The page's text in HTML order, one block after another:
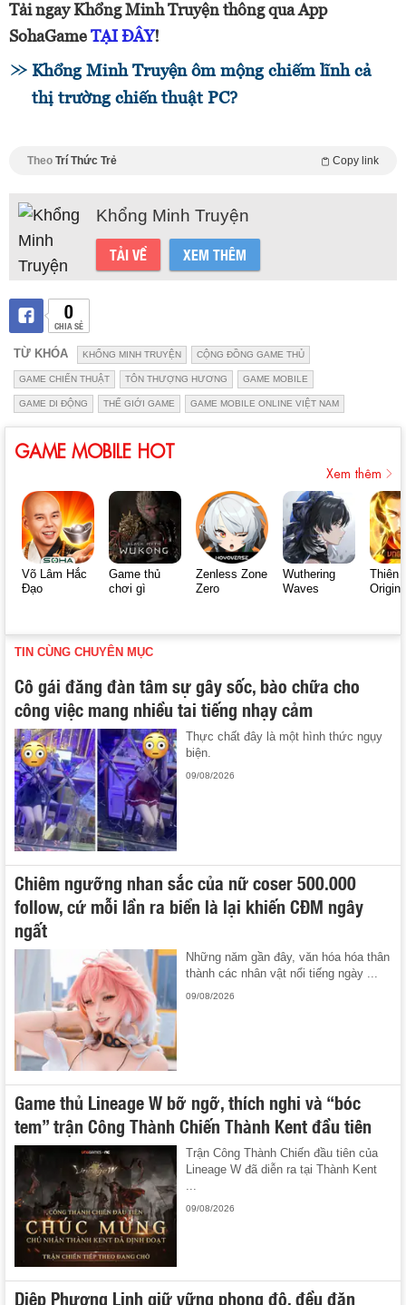
Tải ngay Khổng Minh Truyện thông qua App
SohaGameTẠI ĐÂY!
Khổng Minh Truyện ôm mộng chiếm lĩnh cả
thị trường chiến thuật PC?
Theo Trí Thức Trẻ Copy link
Khổng Minh Truyện
TẢI VỀ XEM THÊM
0
CHIA SẺ
TỪ KHÓA KHỔNG MINH TRUYỆN CỘNG ĐỒNG GAME THỦ
GAME CHIẾN THUẬT TÔN THƯỢNG HƯƠNG GAME MOBILE
GAME DI ĐỘNG THẾ GIỚI GAME GAME MOBILE ONLINE VIỆT NAM
GAME MOBILE HOT
Xem thêm
Võ Lâm Hắc
Đạo
Game thủ
chơi gì
Zenless Zone
Zero
Wuthering
Waves
Thiên
Origin
TIN CÙNG CHUYÊN MỤC
Cô gái đăng đàn tâm sự gây sốc, bào chữa cho
công việc mang nhiều tai tiếng nhạy cảm
Thực chất đây là một hình thức ngụy
biện.
09/08/2026
Chiêm ngưỡng nhan sắc của nữ coser 500.000
follow, cứ mỗi lần ra biển là lại khiến CĐM ngây
ngất
Những năm gần đây, văn hóa hóa thân
thành các nhân vật nổi tiếng ngày ...
09/08/2026
Game thủ Lineage W bỡ ngỡ, thích nghi và “bóc
tem” trận Công Thành Chiến Thành Kent đầu tiên
Trận Công Thành Chiến đầu tiên của
Lineage W đã diễn ra tại Thành Kent
...
09/08/2026
Diệp Phương Linh giữ vững phong độ, đều đặn